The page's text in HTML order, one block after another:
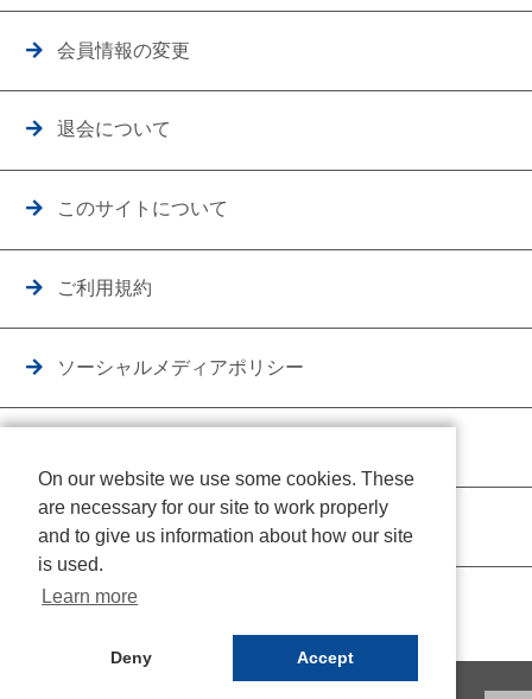
会員情報の変更
退会について
このサイトについて
ご利用規約
ソーシャルメディアポリシー
クッキーポリシー
On our website we use some cookies. These
are necessary for our site to work properly
and to give us information about how our site
is used.
Learn more
Deny Accept